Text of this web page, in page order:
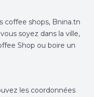
coffee shops, Bnina.tn
soyez dans la ville,
Shop ou boire un
les coordonnées